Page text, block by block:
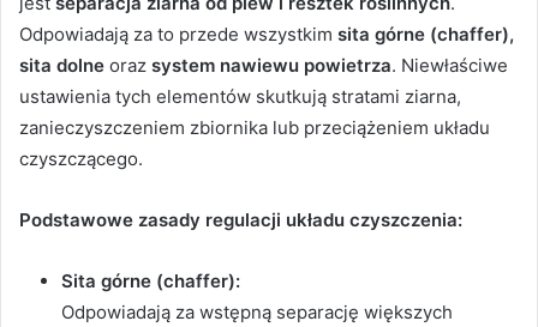
Odpowiadają za to przede wszystkim sita górne (chaffer),
sita dolne oraz system nawiewu powietrza. Niewłaściwe
ustawienia tych elementów skutkują stratami ziarna,
zanieczyszczeniem zbiornika lub przeciążeniem układu
czyszczącego.
Podstawowe zasady regulacji układu czyszczenia:
Sita górne (chaffer):
Odpowiadają za wstępną separację większych